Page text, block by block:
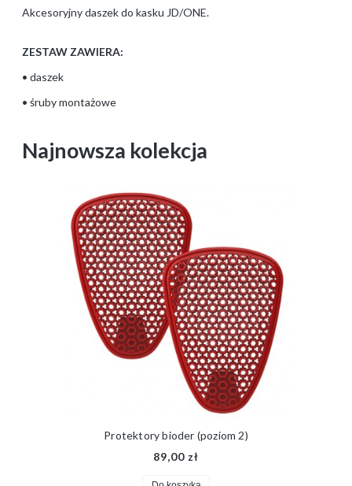
Akcesoryjny daszek do kasku JD/ONE.
ZESTAW ZAWIERA:
• daszek
• śruby montażowe
Najnowsza kolekcja
Protektory bioder (poziom 2)
89,00 zł